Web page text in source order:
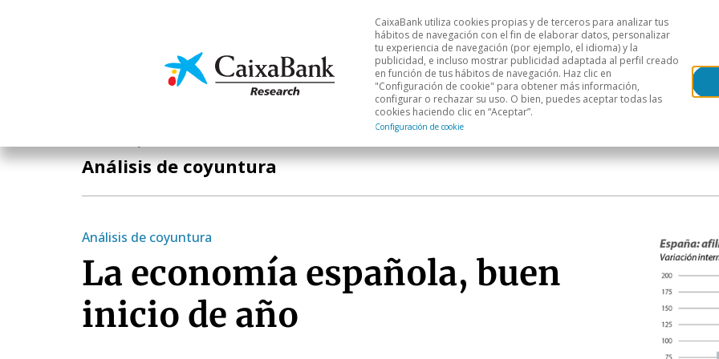
Economía y mercados Análisis sectorial Áreas geográficas
CaixaBank utiliza cookies propias y de terceros para analizar tus
hábitos de navegación con el fin de elaborar datos, personalizar
tu experiencia de navegación (por ejemplo, el idioma) y la
publicidad, e incluso mostrar publicidad adaptada al perfil creado
en función de tus hábitos de navegación. Haz clic en
"Configuración de cookie" para obtener más información,
configurar o rechazar su uso. O bien, puedes aceptar todas las
cookies haciendo clic en “Aceptar”.
Configuración de cookie
Análisis de coyuntura
Análisis de coyuntura
La economía española, buen
inicio de año